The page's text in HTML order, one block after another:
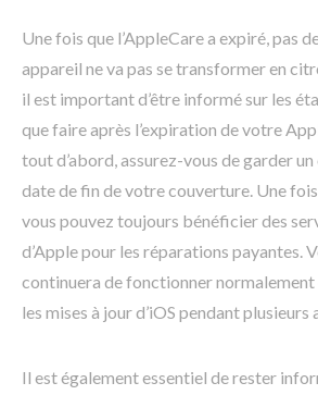
Une fois que l’AppleCare a expiré, pas
appareil ne va pas se transformer en
il est important d’être informé sur les
que faire après l’expiration de votre
tout d’abord, assurez-vous de garder
date de fin de votre couverture. Une
vous pouvez toujours bénéficier des
d’Apple pour les réparations payantes.
continuera de fonctionner
les mises à jour d’iOS pendant plusieurs
Il est également essentiel de rester